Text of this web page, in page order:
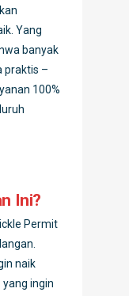
Yang
banyak
praktis –
100%
Ini?
Permit
naik
ingin